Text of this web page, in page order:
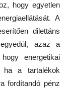
hogy egyetlen
A
dilettáns
azaz a
energetikai
ha a tartalékok
fordítandó pénz